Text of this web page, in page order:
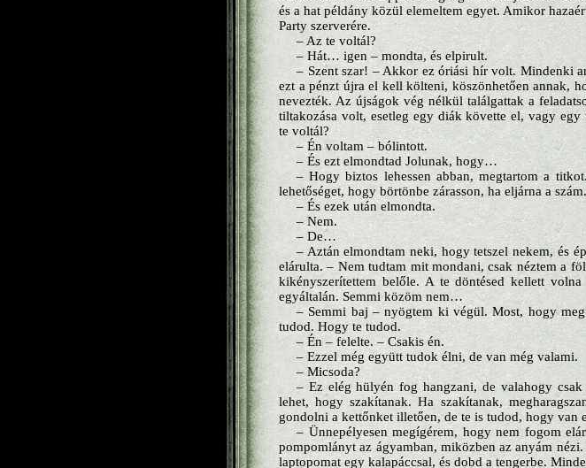
és a hat példány közül elemeltem egyet. Amikor
Party szerverére.
– Az te voltál?
– Hát… igen – mondta, és elpirult.
– Szent szar! – Akkor ez óriási hír volt. Mindenki
ezt a pénzt újra el kell költeni, köszönhetően annak,
nevezték. Az újságok vég nélkül találgattak a
tiltakozása volt, esetleg egy diák követte el, vagy
te voltál?
– Én voltam – bólintott.
– És ezt elmondtad Jolunak, hogy…
– Hogy biztos lehessen abban, megtartom a
lehetőséget, hogy börtönbe zárasson, ha eljárna a
– És ezek után elmondta.
– Nem.
– De…
– Aztán elmondtam neki, hogy tetszel nekem, és
elárulta. – Nem tudtam mit mondani, csak néztem a
kikényszerítettem belőle. A te döntésed kellett
egyáltalán. Semmi közöm nem…
– Semmi baj – nyögtem ki végül. Most, hogy
tudod. Hogy te tudod.
– Én – felelte. – Csakis én.
– Ezzel még együtt tudok élni, de van még valami.
– Micsoda?
– Ez elég hülyén fog hangzani, de valahogy
lehet, hogy szakítanak. Ha szakítanak,
gondolni a kettőnket illetően, de te is tudod, hogy van
– Ünnepélyesen megígérem, hogy nem fogom
pompomlányt az ágyamban, miközben az anyám
laptopomat egy kalapáccsal, és dobd a tengerbe.